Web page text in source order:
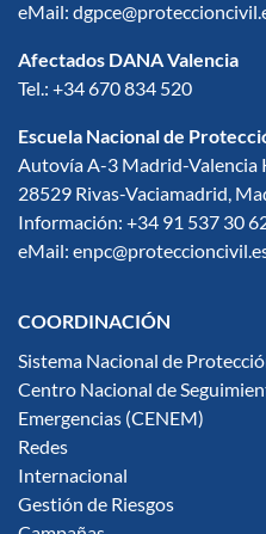
eMail:
Afectados DANA Valencia
Tel.: +34 670 834 520
Escuela Nacional de
Autovía A-3 Madrid-Valencia
28529 Rivas-Vaciamadrid,
Información: +34 91 537 30
eMail:
COORDINACIÓN
Sistema Nacional de
Centro Nacional de
Emergencias (CENEM)
Redes
Internacional
Gestión de Riesgos